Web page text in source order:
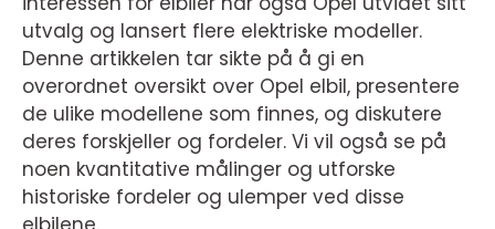
utvalg og lansert flere elektriske modeller.
Denne artikkelen tar sikte på å gi en
overordnet oversikt over Opel elbil, presentere
de ulike modellene som finnes, og diskutere
deres forskjeller og fordeler. Vi vil også se på
noen kvantitative målinger og utforske
historiske fordeler og ulemper ved disse